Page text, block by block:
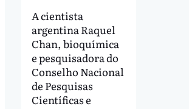
A cientista
argentina Raquel
Chan, bioquímica
e pesquisadora do
Conselho Nacional
de Pesquisas
Científicas e